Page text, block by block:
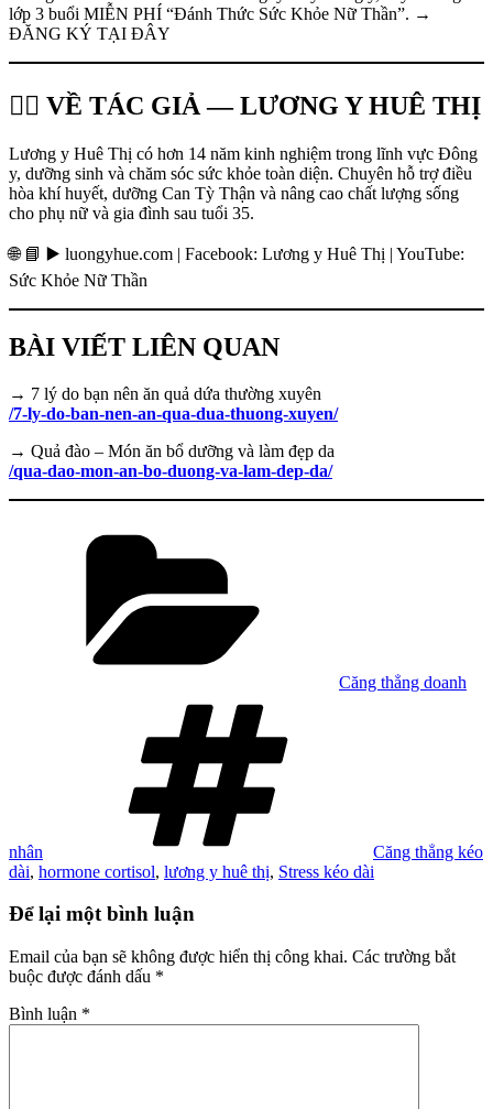
lớp 3 buổi MIỄN PHÍ “Đánh Thức Sức Khỏe Nữ Thần”. →
ĐĂNG KÝ TẠI ĐÂY
👩‍⚕️ VỀ TÁC GIẢ — LƯƠNG Y HUÊ THỊ
Lương y Huê Thị có hơn 14 năm kinh nghiệm trong lĩnh vực Đông
y, dưỡng sinh và chăm sóc sức khỏe toàn diện. Chuyên hỗ trợ điều
hòa khí huyết, dưỡng Can Tỳ Thận và nâng cao chất lượng sống
cho phụ nữ và gia đình sau tuổi 35.
🌐 📘 ▶️ luongyhue.com | Facebook: Lương y Huê Thị | YouTube:
Sức Khỏe Nữ Thần
BÀI VIẾT LIÊN QUAN
→ 7 lý do bạn nên ăn quả dứa thường xuyên
/7-ly-do-ban-nen-an-qua-dua-thuong-xuyen/
→ Quả đào – Món ăn bổ dưỡng và làm đẹp da
/qua-dao-mon-an-bo-duong-va-lam-dep-da/
Căng thẳng doanh
nhân
Căng thẳng kéo
dài, hormone cortisol, lương y huê thị, Stress kéo dài
Để lại một bình luận
Email của bạn sẽ không được hiển thị công khai. Các trường bắt
buộc được đánh dấu *
Bình luận *